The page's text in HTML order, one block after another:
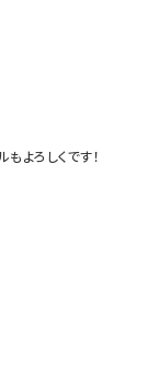
よろしくです！